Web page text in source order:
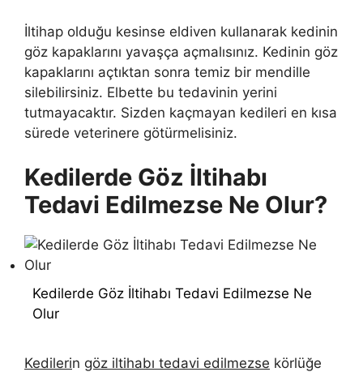
İltihap olduğu kesinse eldiven kullanarak kedinin
göz kapaklarını yavaşça açmalısınız. Kedinin göz
kapaklarını açtıktan sonra temiz bir mendille
silebilirsiniz. Elbette bu tedavinin yerini
tutmayacaktır. Sizden kaçmayan kedileri en kısa
sürede veterinere götürmelisiniz.
Kedilerde Göz İltihabı
Tedavi Edilmezse Ne Olur?
Kedilerde Göz İltihabı Tedavi Edilmezse Ne
Olur
Kedilerin göz iltihabı tedavi edilmezse körlüğe